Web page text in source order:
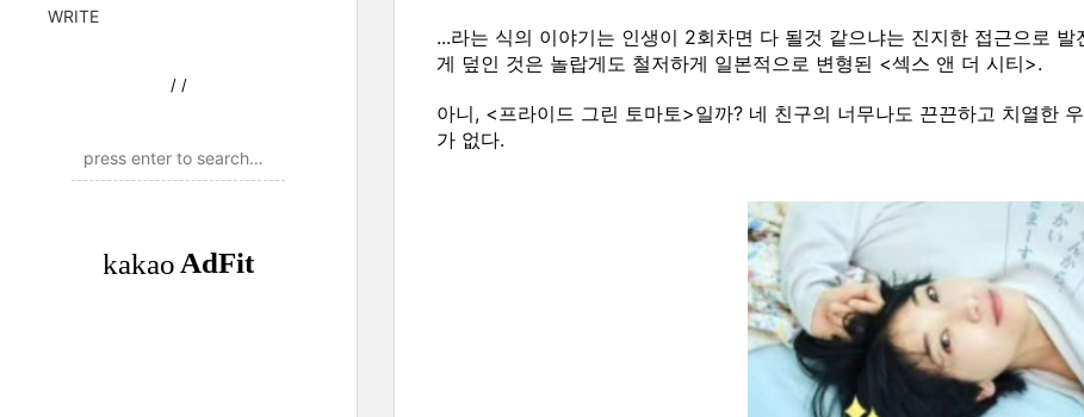
WRITE
/ /
...라는 식의 이야기는 인생이 2회차면 다 될것 같으냐는 진지한 접근으로
게 덮인 것은 놀랍게도 철저하게 일본적으로 변형된 <섹스 앤 더 시티>.
아니, <프라이드 그린 토마토>일까? 네 친구의 너무나도 끈끈하고 치열한
가 없다.